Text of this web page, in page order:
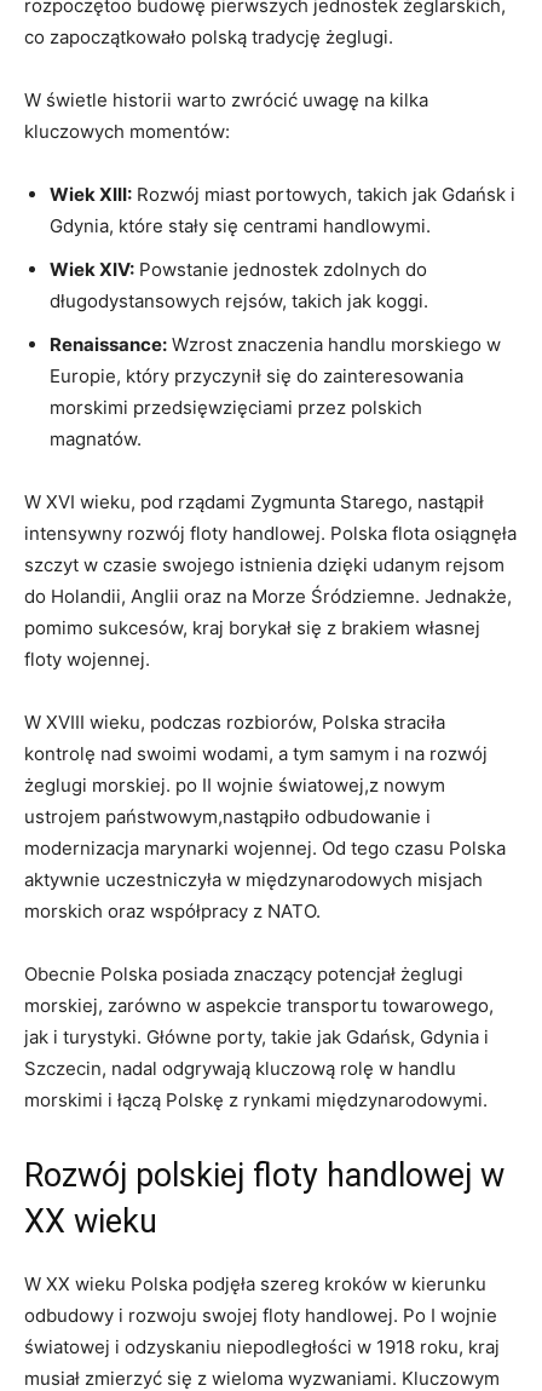
rozpoczętoo budowę pierwszych jednostek żeglarskich,
co zapoczątkowało polską tradycję żeglugi.
W świetle historii warto zwrócić​ uwagę na kilka
kluczowych momentów:
Wiek ‍XIII: Rozwój miast portowych, takich jak​ Gdańsk i‍
Gdynia, które stały się centrami ‍handlowymi.
Wiek XIV: Powstanie jednostek‌ zdolnych do
długodystansowych rejsów, takich ⁢jak koggi.
Renaissance: Wzrost‍ znaczenia handlu morskiego w
Europie, który przyczynił się do zainteresowania
morskimi przedsięwzięciami przez ⁢polskich
⁤magnatów.
W‍ XVI wieku,⁣ pod‌ rządami Zygmunta Starego, nastąpił
intensywny rozwój floty handlowej.‍ Polska‍ flota osiągnęła
szczyt w czasie swojego istnienia dzięki udanym rejsom
do Holandii, Anglii oraz na Morze Śródziemne. Jednakże,
pomimo ‍sukcesów, ⁤kraj⁤ borykał się z brakiem własnej‌
floty‍ wojennej.
W XVIII wieku, podczas rozbiorów, Polska straciła
kontrolę nad swoimi wodami, ⁤a tym samym ⁢i na rozwój
żeglugi morskiej.⁤ po II wojnie⁢ światowej,z nowym
⁤ustrojem państwowym,nastąpiło⁢ odbudowanie i
modernizacja marynarki⁢ wojennej. Od tego czasu Polska
aktywnie uczestniczyła w międzynarodowych misjach
morskich oraz współpracy z NATO.
Obecnie Polska posiada​ znaczący potencjał żeglugi
morskiej, zarówno w aspekcie transportu‍ towarowego,
jak i turystyki. Główne porty, ‌takie jak Gdańsk, Gdynia i
Szczecin, nadal ‌odgrywają kluczową rolę w handlu
morskimi i łączą Polskę z rynkami międzynarodowymi.
Rozwój polskiej floty handlowej w
XX wieku
W XX ‍wieku Polska podjęła szereg kroków w kierunku
odbudowy i rozwoju swojej floty handlowej. Po I wojnie
światowej i⁢ odzyskaniu niepodległości w 1918 roku, kraj
musiał zmierzyć‍ się z wieloma wyzwaniami. Kluczowym